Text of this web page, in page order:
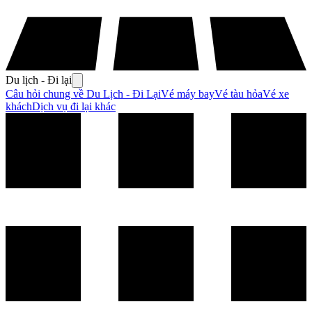
Du lịch - Đi lại
Câu hỏi chung về Du Lịch - Đi LạiVé máy bayVé tàu hỏaVé xe
kháchDịch vụ đi lại khác